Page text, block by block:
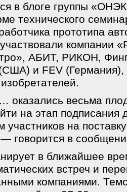
в блоге группы
технического
прототипа
компании
АБИТ, РИКОН,
и FEV (Германия),
оказались весьма
на этап подписания
на
говорится в
в ближайшее
встреч и
компаниями.